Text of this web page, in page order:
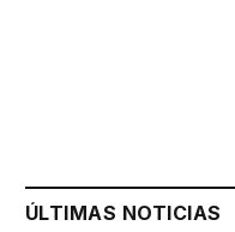
ÚLTIMAS NOTICIAS